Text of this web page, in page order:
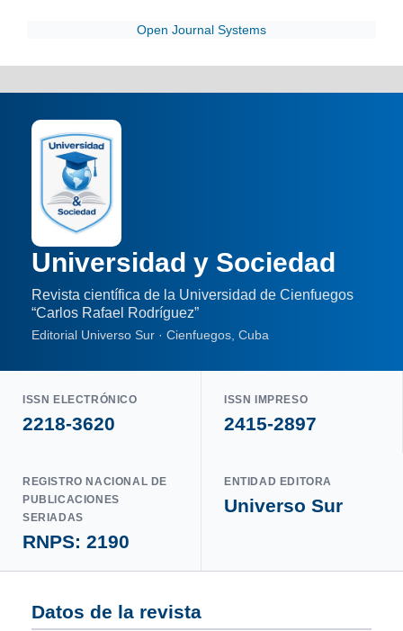
Open Journal Systems
Universidad y Sociedad
Revista científica de la Universidad de Cienfuegos
“Carlos Rafael Rodríguez”
Editorial Universo Sur · Cienfuegos, Cuba
ISSN ELECTRÓNICO
2218-3620
ISSN IMPRESO
2415-2897
REGISTRO NACIONAL DE
PUBLICACIONES
SERIADAS
RNPS: 2190
ENTIDAD EDITORA
Universo Sur
Datos de la revista